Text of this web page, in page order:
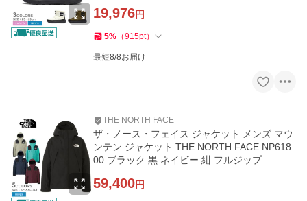
19,976円
5% （915pt）
最短8/8お届け
THE NORTH FACE
ザ・ノース・フェイス ジャケット メンズ マウ
ンテン ジャケット THE NORTH FACE NP618
00 ブラック 黒 ネイビー 紺 フルジップ
59,400円